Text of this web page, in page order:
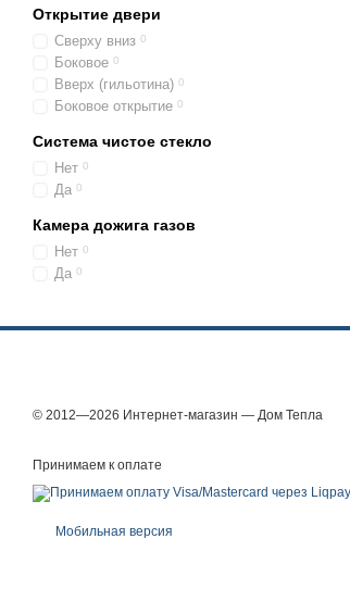
Открытие двери
Сверху вниз 0
Боковое 0
Вверх (гильотина) 0
Боковое открытие 0
Система чистое стекло
Нет 0
Да 0
Камера дожига газов
Нет 0
Да 0
© 2012—2026 Интернет-магазин — Дом Тепла
Принимаем к оплате
Мобильная версия